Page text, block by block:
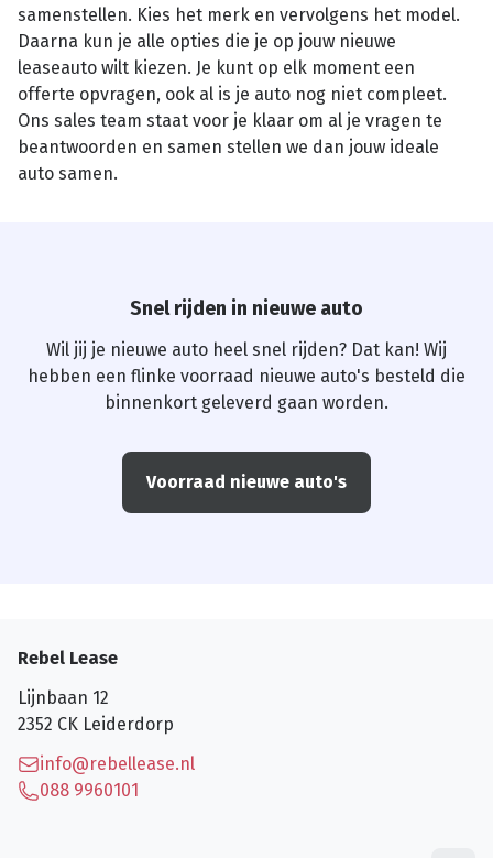
samenstellen. Kies het merk en vervolgens het model.
Daarna kun je alle opties die je op jouw nieuwe
leaseauto wilt kiezen. Je kunt op elk moment een
offerte opvragen, ook al is je auto nog niet compleet.
Ons sales team staat voor je klaar om al je vragen te
beantwoorden en samen stellen we dan jouw ideale
auto samen.
Snel rijden in nieuwe auto
Wil jij je nieuwe auto heel snel rijden? Dat kan! Wij
hebben een flinke voorraad nieuwe auto's besteld die
binnenkort geleverd gaan worden.
Voorraad nieuwe auto's
Rebel Lease
Lijnbaan 12
2352 CK Leiderdorp
info@rebellease.nl
088 9960101